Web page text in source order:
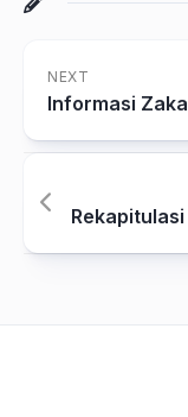
NEXT
Informasi
Rekapitulasi